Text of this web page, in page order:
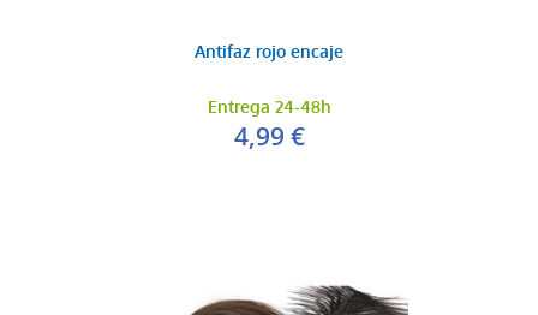
Antifaz rojo encaje
Entrega 24-48h
4,99 €